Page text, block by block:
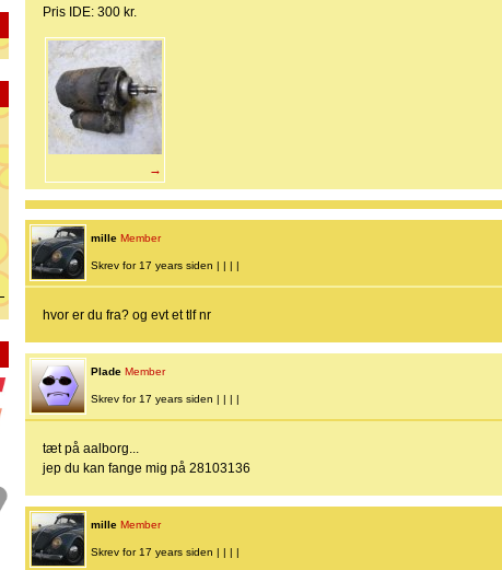
Pris IDE: 300 kr.
→
mille Member
Skrev for 17 years siden | | | |
hvor er du fra? og evt et tlf nr
Plade Member
Skrev for 17 years siden | | | |
tæt på aalborg...
jep du kan fange mig på 28103136
mille Member
Skrev for 17 years siden | | | |